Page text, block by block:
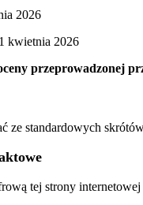
2026
kwietnia 2026
przeprowadzonej
ze standardowych
tej strony internetowej